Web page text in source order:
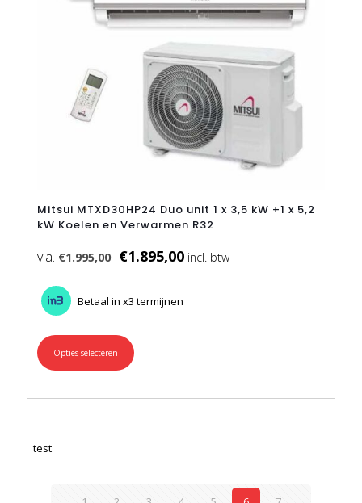
productpagina
Mitsui MTXD30HP24 Duo unit 1 x 3,5 kW +1 x 5,2
kW Koelen en Verwarmen R32
€1.995,00 €1.895,00
Betaal in x3 termijnen
Opties selecteren
Dit
product
optie
test